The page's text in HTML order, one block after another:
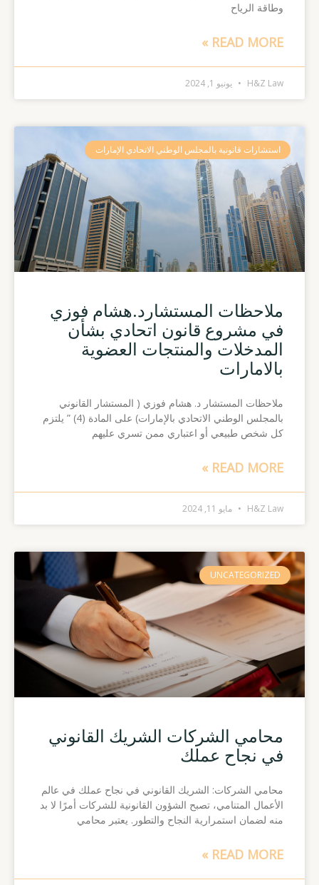
وطاقة الرياح
READ MORE »
H&Z Law يونيو 1, 2024
استشارات قانونية بالمجلس الوطني الاتحادي الإمارات
ملاحظات المستشارد.هشام فوزي
في مشروع قانون اتحادي بشأن
المدخلات والمنتجات العضوية
بالامارات
ملاحظات المستشار د. هشام فوزي ( المستشار القانوني
بالمجلس الوطني الاتحادي بالإمارات) على المادة (4) ” يلتزم
كل شخص طبيعي أو اعتباري ممن تسري عليهم
READ MORE »
H&Z Law مايو 11, 2024
UNCATEGORIZED
محامي الشركات الشريك القانوني
في نجاح عملك
محامي الشركات: الشريك القانوني في نجاح عملك في عالم
الأعمال المتنامي، تصبح الشؤون القانونية للشركات أمرًا لا بد
منه لضمان استمرارية النجاح والتطور. يعتبر محامي
READ MORE »